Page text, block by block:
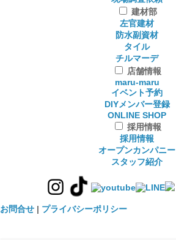
建材部
左官建材
防水副資材
タイル
チルマーデ
店舗情報
maru-maru
イベント予約
DIYメンバー登録
ONLINE SHOP
採用情報
採用情報
オープンカンパニー
スタッフ紹介
お問合せ | プライバシーポリシー